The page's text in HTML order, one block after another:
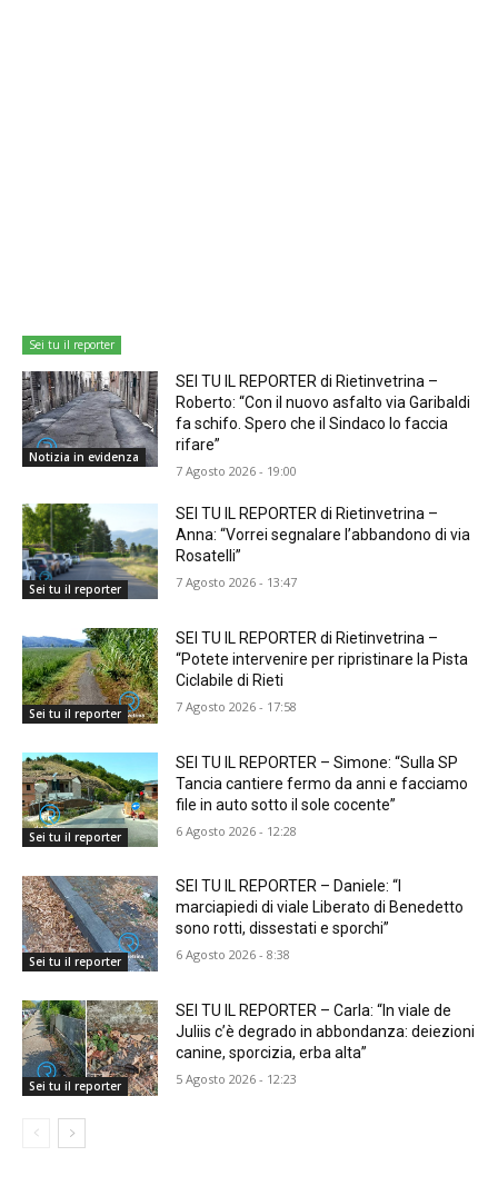
Sei tu il reporter
Notizia in evidenza
SEI TU IL REPORTER di Rietinvetrina –
Roberto: “Con il nuovo asfalto via Garibaldi
fa schifo. Spero che il Sindaco lo faccia
rifare”
7 Agosto 2026 - 19:00
Sei tu il reporter
SEI TU IL REPORTER di Rietinvetrina –
Anna: “Vorrei segnalare l’abbandono di via
Rosatelli”
7 Agosto 2026 - 13:47
Sei tu il reporter
SEI TU IL REPORTER di Rietinvetrina –
“Potete intervenire per ripristinare la Pista
Ciclabile di Rieti
7 Agosto 2026 - 17:58
Sei tu il reporter
SEI TU IL REPORTER – Simone: “Sulla SP
Tancia cantiere fermo da anni e facciamo
file in auto sotto il sole cocente”
6 Agosto 2026 - 12:28
Sei tu il reporter
SEI TU IL REPORTER – Daniele: “I
marciapiedi di viale Liberato di Benedetto
sono rotti, dissestati e sporchi”
6 Agosto 2026 - 8:38
Sei tu il reporter
SEI TU IL REPORTER – Carla: “In viale de
Juliis c’è degrado in abbondanza: deiezioni
canine, sporcizia, erba alta”
5 Agosto 2026 - 12:23